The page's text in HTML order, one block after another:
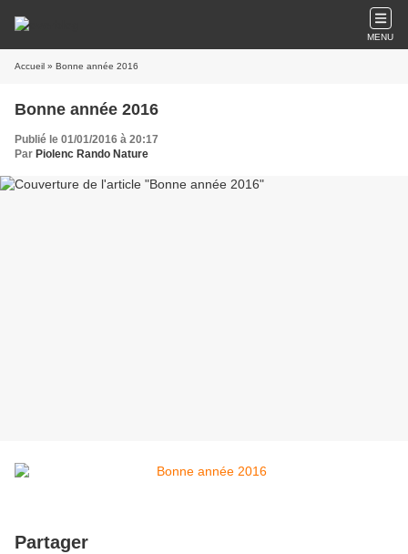
MENU
Accueil » Bonne année 2016
Bonne année 2016
Publié le 01/01/2016 à 20:17
Par Piolenc Rando Nature
Partager